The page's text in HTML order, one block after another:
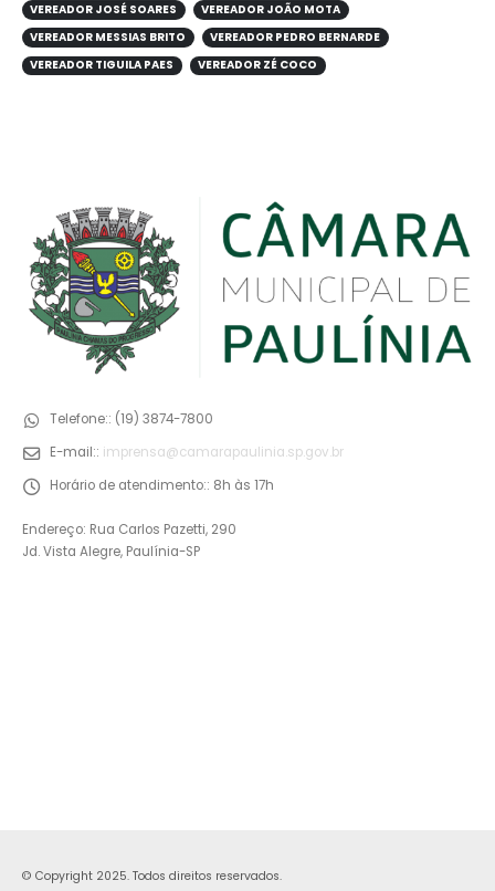
VEREADOR JOSÉ SOARES
VEREADOR JOÃO MOTA
VEREADOR MESSIAS BRITO
VEREADOR PEDRO BERNARDE
VEREADOR TIGUILA PAES
VEREADOR ZÉ COCO
Telefone:: (19) 3874-7800
E-mail:: imprensa@camarapaulinia.sp.gov.br
Horário de atendimento:: 8h às 17h
Endereço: Rua Carlos Pazetti, 290
Jd. Vista Alegre, Paulínia-SP
© Copyright 2025. Todos direitos reservados.